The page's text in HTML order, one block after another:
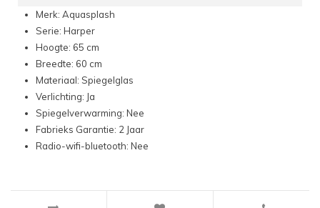
Merk: Aquasplash
Serie: Harper
Hoogte: 65 cm
Breedte: 60 cm
Materiaal: Spiegelglas
Verlichting: Ja
Spiegelverwarming: Nee
Fabrieks Garantie: 2 Jaar
Radio-wifi-bluetooth: Nee